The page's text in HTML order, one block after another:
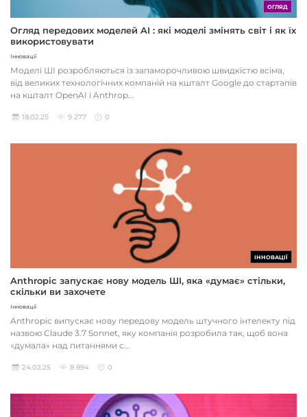
ОГЛЯД
Огляд передових моделей AI : які моделі змінять світ і як їх
використовувати
Інновації
Моделі ШІ розробляються із запаморочливою швидкістю всіма,
від великих технологічних компаній на кшталт Google до стартапів
на кшталт OpenAI і Anthrop...
18.02.25 9 277 0
ІННОВАЦІЇ
Anthropic запускає нову модель ШІ, яка «думає» стільки,
скільки ви захочете
Інновації
Anthropic випускає нову передову модель штучного інтелекту під
назвою Claude 3.7 Sonnet, яку компанія розробила так, щоб вона
«думала» над питаннями с...
24.02.25 8 894 0